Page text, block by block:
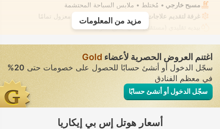
مسبح خارجي • مُختلط • ملابس السباحة المحتشمة
غرفة لتقديم علاجات السبا، تدليك • تأجير خاص • معزول تمامًا
بيديه تقليدي (مستقل)
• في جميع الغرف
مزيد من المعلومات
اغتنم العروض الحصرية لأعضاء Gold
سجّل الدخول أو أنشئ حسابًا للحصول على خصومات حتى20%
في معظم الفنادق
سجّل الدخول أو أنشئ حسابًا
أسعار هوتل إس بي إيكاريا